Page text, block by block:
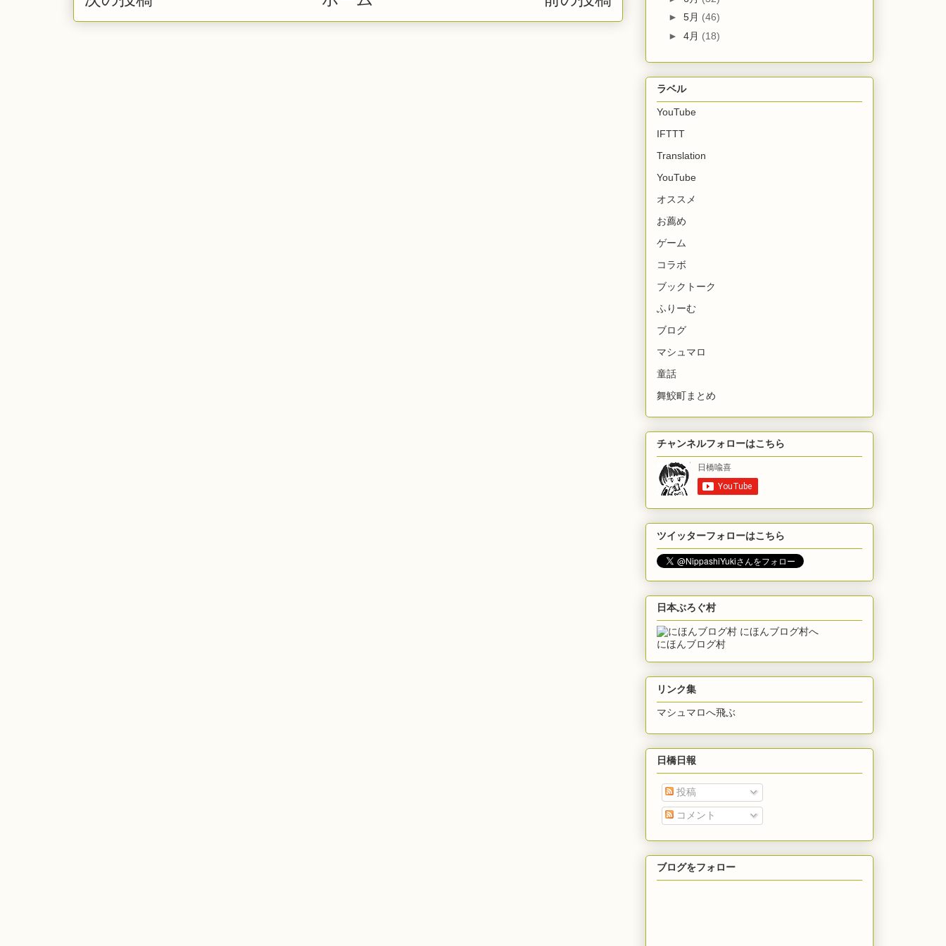
►5月 (46)
►4月 (18)
ラベル
YouTube
IFTTT
Translation
YouTube
オススメ
お薦め
ゲーム
コラボ
ブックトーク
ふりーむ
ブログ
マシュマロ
童話
舞鮫町まとめ
チャンネルフォローはこちら
ツイッターフォローはこちら
日本ぶろぐ村
にほんブログ村
リンク集
マシュマロへ飛ぶ
日橋日報
投稿
コメント
ブログをフォロー